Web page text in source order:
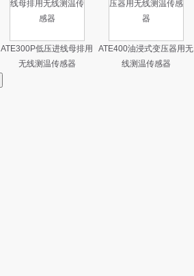
ATE300P低压进线母排用
无线测温传感器
ATE400油浸式变压器用无
线测温传感器